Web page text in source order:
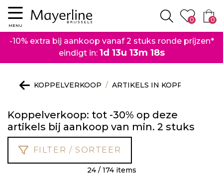
Menu
MENU Zoeken
0 0
-10% extra bij aankoop vanaf 2 stuks ronde prijzen*
eindigt in: 1d 13u 13m 17s
KOPPELVERKOOP ARTIKELS IN
Koppelverkoop: tot -30% op deze
artikels bij aankoop van min. 2 stuks
FILTER / SORTEER
24 / 174 items